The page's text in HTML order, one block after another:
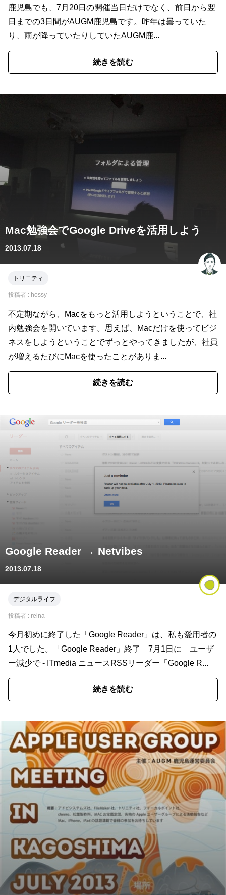
鹿児島でも、7月20日の開催当日だけでなく、前日から翌
日までの3日間がAUGM鹿児島です。昨年は曇っていた
り、雨が降っていたりしていたAUGM鹿...
続きを読む
Mac勉強会でGoogle Driveを活用しよう
2013.07.18
トリニティ
投稿者 : hossy
不定期ながら、Macをもっと活用しようということで、社
内勉強会を開いています。思えば、Macだけを使ってビジ
ネスをしようということでずっとやってきましたが、社員
が増えるたびにMacを使ったことがありま...
続きを読む
Google Reader → Netvibes
2013.07.18
デジタルライフ
投稿者 : reina
今月初めに終了した「Google Reader」は、私も愛用者の
1人でした。「Google Reader」終了 7月1日に ユーザ
ー減少で - ITmedia ニュースRSSリーダー「Google R...
続きを読む